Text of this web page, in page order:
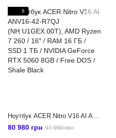
6
Ноутбук ACER Nitro V16 AI ANV16-42-R7QJ (NH.U1GEX.00T), AMD Ryzen 7 260 / 16″ / RAM 16 ГБ / SSD 1 ТБ / NVIDIA GeForce RTX 5060 8GB / Free DOS / Shale Black
80 980 грн 97 990 грн